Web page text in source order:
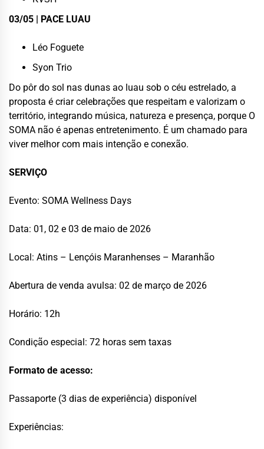
03/05 | PACE LUAU
Léo Foguete
Syon Trio
Do pôr do sol nas dunas ao luau sob o céu estrelado, a
proposta é criar celebrações que respeitam e valorizam o
território, integrando música, natureza e presença, porque O
SOMA não é apenas entretenimento. É um chamado para
viver melhor com mais intenção e conexão.
SERVIÇO
Evento: SOMA Wellness Days
Data: 01, 02 e 03 de maio de 2026
Local: Atins – Lençóis Maranhenses – Maranhão
Abertura de venda avulsa: 02 de março de 2026
Horário: 12h
Condição especial: 72 horas sem taxas
Formato de acesso:
Passaporte (3 dias de experiência) disponível
Experiências: